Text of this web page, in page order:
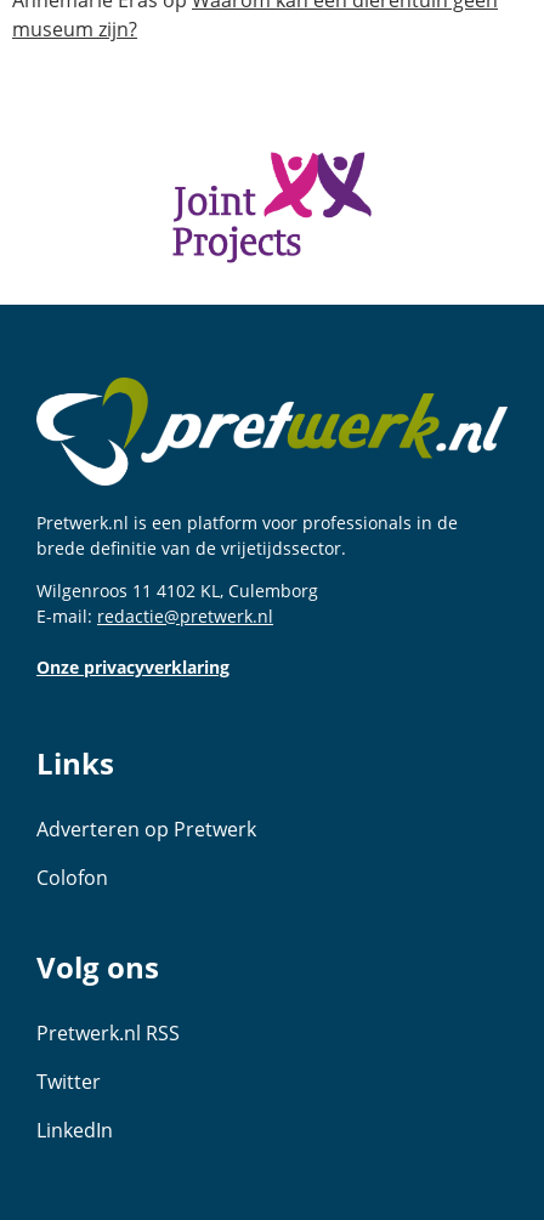
museum zijn?
Pretwerk.nl is een platform voor professionals in de
brede definitie van de vrijetijdssector.
Wilgenroos 11 4102 KL, Culemborg
E-mail: redactie@pretwerk.nl
Onze privacyverklaring
Links
Adverteren op Pretwerk
Colofon
Volg ons
Pretwerk.nl RSS
Twitter
LinkedIn